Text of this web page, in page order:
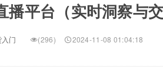
平台（实时洞察与交
门 (296) 2024-11-08 01:04:18